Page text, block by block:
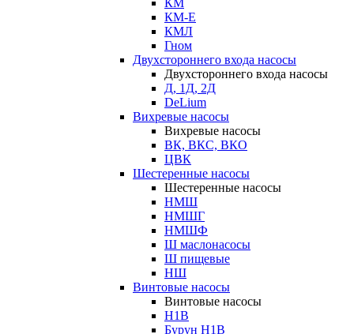
КМ
КМ-Е
КМЛ
Гном
Двухстороннего входа насосы
Двухстороннего входа насосы
Д, 1Д, 2Д
DeLium
Вихревые насосы
Вихревые насосы
ВК, ВКС, ВКО
ЦВК
Шестеренные насосы
Шестеренные насосы
НМШ
НМШГ
НМШФ
Ш маслонасосы
Ш пищевые
НШ
Винтовые насосы
Винтовые насосы
Н1В
Бурун Н1В